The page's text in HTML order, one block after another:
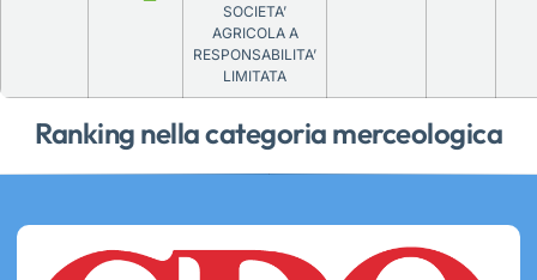
Ranking nella categoria merceologica
SOCIETA’
AGRICOLA A
RESPONSABILITA’
LIMITATA